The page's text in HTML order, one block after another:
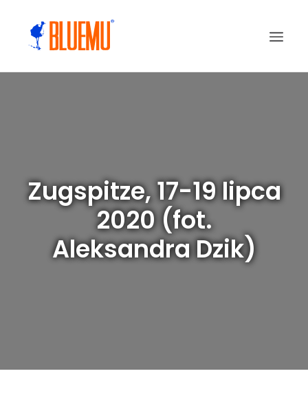
Zugspitze, 17-19 lipca
2020 (fot.
Aleksandra Dzik)